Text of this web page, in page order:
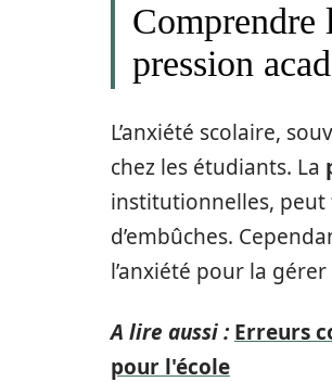
Comprendre
pression
L’anxiété scolaire,
chez les étudiants. La
institutionnelles, peut
d’embûches.
l’anxiété pour la
A lire aussi : Erreurs
pour l'école